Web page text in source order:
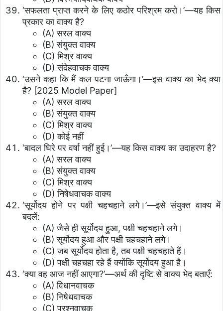
‘सफलता प्राप्त करने के लिए कठोर परिश्रम करो।’—यह किस
प्रकार का वाक्य है?
(A) सरल वाक्य
(B) संयुक्त वाक्य
(C) मिश्र वाक्य
(D) संदेहवाचक वाक्य
‘उसने कहा कि मैं कल पटना जाऊँगा।’—इस वाक्य का भेद क्या
है? [2025 Model Paper]
(A) सरल वाक्य
(B) संयुक्त वाक्य
(C) मिश्र वाक्य
(D) कोई नहीं
‘बादल घिरे पर वर्षा नहीं हुई।’—यह किस वाक्य का उदाहरण है?
(A) सरल वाक्य
(B) संयुक्त वाक्य
(C) मिश्र वाक्य
(D) निषेधवाचक वाक्य
‘सूर्योदय होने पर पक्षी चहचहाने लगे।’—इसे संयुक्त वाक्य में
बदलें:
(A) जैसे ही सूर्योदय हुआ, पक्षी चहचहाने लगे।
(B) सूर्योदय हुआ और पक्षी चहचहाने लगे।
(C) जब सूर्योदय होता है, तब पक्षी चहचहाते हैं।
(D) पक्षी चहचहा रहे हैं क्योंकि सूर्योदय हुआ है।
‘क्या वह आज नहीं आएगा?’—अर्थ की दृष्टि से वाक्य भेद बताएँ:
(A) विधानवाचक
(B) निषेधवाचक
(C) प्रश्नवाचक